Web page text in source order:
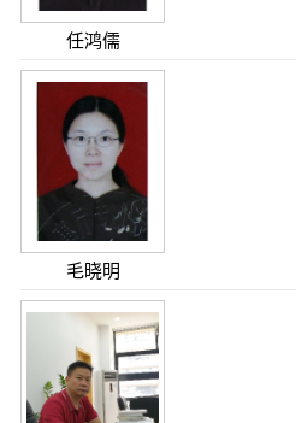
任鸿儒
毛晓明